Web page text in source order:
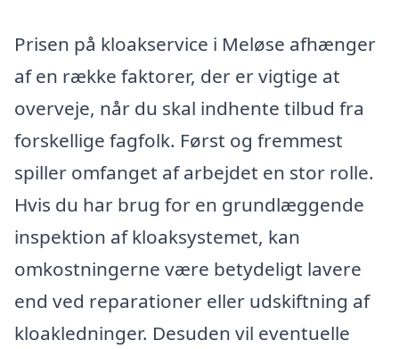
Prisen på kloakservice i Meløse afhænger
af en række faktorer, der er vigtige at
overveje, når du skal indhente tilbud fra
forskellige fagfolk. Først og fremmest
spiller omfanget af arbejdet en stor rolle.
Hvis du har brug for en grundlæggende
inspektion af kloaksystemet, kan
omkostningerne være betydeligt lavere
end ved reparationer eller udskiftning af
kloakledninger. Desuden vil eventuelle